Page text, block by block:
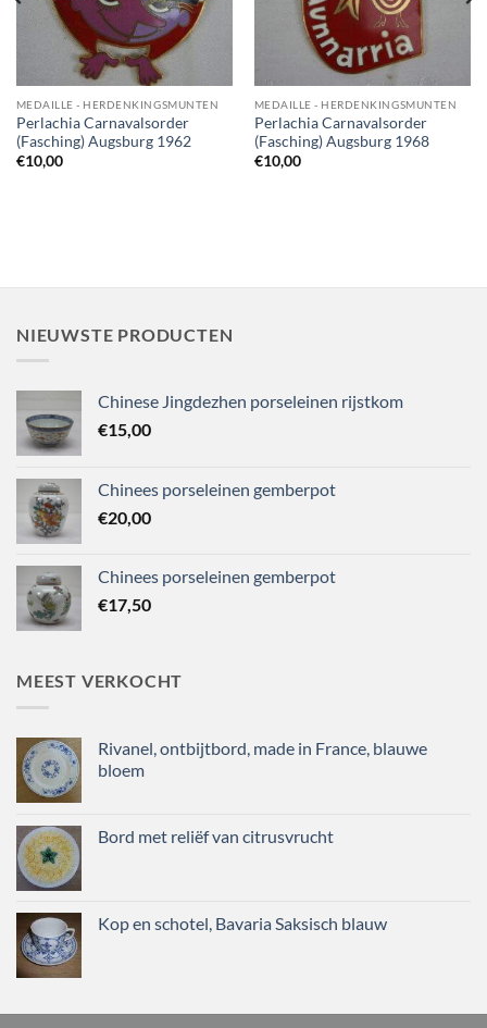
MEDAILLE - HERDENKINGSMUNTEN
Perlachia Carnavalsorder
(Fasching) Augsburg 1962
€10,00
MEDAILLE - HERDENKINGSMUNTEN
Perlachia Carnavalsorder
(Fasching) Augsburg 1968
€10,00
NIEUWSTE PRODUCTEN
Chinese Jingdezhen porseleinen rijstkom
€15,00
Chinees porseleinen gemberpot
€20,00
Chinees porseleinen gemberpot
€17,50
MEEST VERKOCHT
Rivanel, ontbijtbord, made in France, blauwe
bloem
Bord met reliëf van citrusvrucht
Kop en schotel, Bavaria Saksisch blauw